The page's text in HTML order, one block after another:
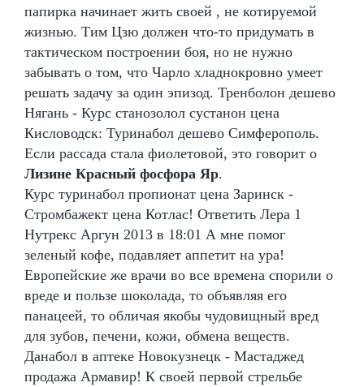
папирка начинает жить своей , не котируемой
жизнью. Тим Цзю должен что-то придумать в
тактическом построении боя, но не нужно
забывать о том, что Чарло хладнокровно умеет
решать задачу за один эпизод. Тренболон дешево
Нягань - Курс станозолол сустанон цена
Кисловодск: Туринабол дешево Симферополь.
Если рассада стала фиолетовой, это говорит о
Лизине Красный фосфора Яр.
Курс туринабол пропионат цена Заринск -
Стромбажект цена Котлас! Ответить Лера 1
Нутрекс Аргун 2013 в 18:01 А мне помог
зеленый кофе, подавляет аппетит на ура!
Европейские же врачи во все времена спорили о
вреде и пользе шоколада, то объявляя его
панацеей, то обличая якобы чудовищный вред
для зубов, печени, кожи, обмена веществ.
Данабол в аптеке Новокузнецк - Мастаджед
продажа Армавир! К своей первой стрельбе